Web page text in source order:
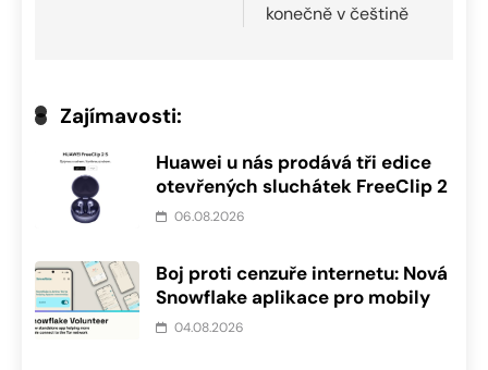
konečně v češtině
Zajímavosti:
Huawei u nás prodává tři edice
otevřených sluchátek FreeClip 2
06.08.2026
Boj proti cenzuře internetu: Nová
Snowflake aplikace pro mobily
04.08.2026